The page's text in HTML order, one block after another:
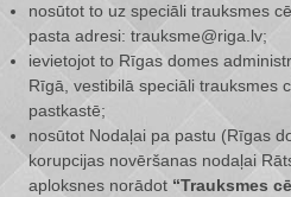
nosūtot to uz speciāli trauksmes
pasta adresi: trauksme@riga.lv;
ievietojot to Rīgas domes
Rīgā, vestibilā speciāli trauksmes
pastkastē;
nosūtot Nodaļai pa pastu (Rīgas
korupcijas novēršanas nodaļai
aploksnes norādot “Trauksmes